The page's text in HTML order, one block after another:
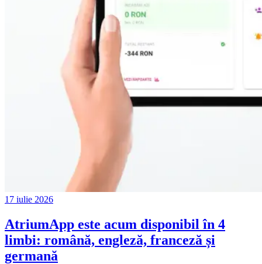
17 iulie 2026
AtriumApp este acum disponibil în 4
limbi: română, engleză, franceză și
germană